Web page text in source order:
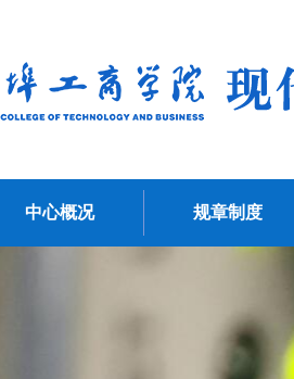
中心概况 规章制度